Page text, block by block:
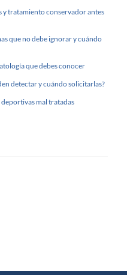
y tratamiento conservador antes
que no debe ignorar y cuándo
que debes conocer
detectar y cuándo solicitarlas?
deportivas mal tratadas